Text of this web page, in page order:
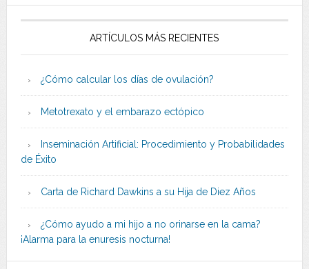
ARTÍCULOS MÁS RECIENTES
¿Cómo calcular los días de ovulación?
Metotrexato y el embarazo ectópico
Inseminación Artificial: Procedimiento y Probabilidades
de Éxito
Carta de Richard Dawkins a su Hija de Diez Años
¿Cómo ayudo a mi hijo a no orinarse en la cama?
¡Alarma para la enuresis nocturna!